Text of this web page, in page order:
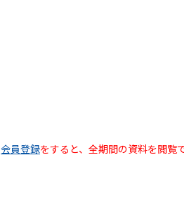
会員登録をすると、全期間の資料を閲覧